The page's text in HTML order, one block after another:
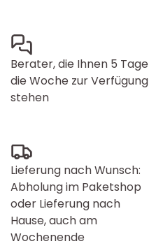
Berater, die Ihnen 5 Tage
die Woche zur Verfügung
stehen
Lieferung nach Wunsch:
Abholung im Paketshop
oder Lieferung nach
Hause, auch am
Wochenende